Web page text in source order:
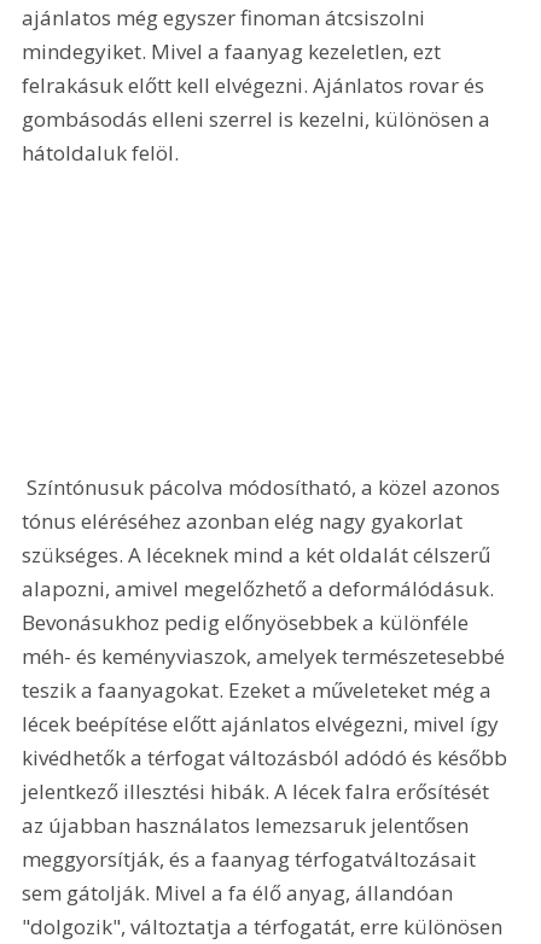
ajánlatos még egyszer finoman átcsiszolni
mindegyiket. Mivel a faanyag kezeletlen, ezt
felrakásuk előtt kell elvégezni. Ajánlatos rovar és
gombásodás elleni szerrel is kezelni, különösen a
hátoldaluk felöl.
Színtónusuk pácolva módosítható, a közel azonos
tónus eléréséhez azonban elég nagy gyakorlat
szükséges. A léceknek mind a két oldalát célszerű
alapozni, amivel megelőzhető a deformálódásuk.
Bevonásukhoz pedig előnyösebbek a különféle
méh- és keményviaszok, amelyek természetesebbé
teszik a faanyagokat. Ezeket a műveleteket még a
lécek beépítése előtt ajánlatos elvégezni, mivel így
kivédhetők a térfogat változásból adódó és később
jelentkező illesztési hibák. A lécek falra erősítését
az újabban használatos lemezsaruk jelentősen
meggyorsítják, és a faanyag térfogatváltozásait
sem gátolják. Mivel a fa élő anyag, állandóan
"dolgozik", változtatja a térfogatát, erre különösen